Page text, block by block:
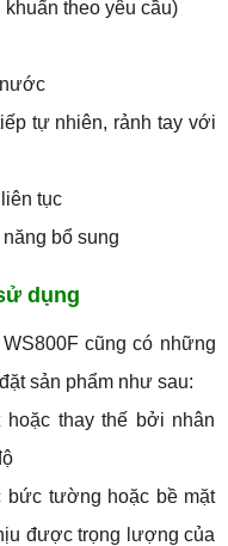
theo yêu cầu)
tự nhiên, rảnh tay với
tục
bổ sung
dụng
cũng có những
sản phẩm như sau:
thay thế bởi nhân
bức tường hoặc bề mặt
được trọng lượng của